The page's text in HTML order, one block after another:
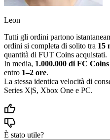
Leon
Tutti gli ordini partono
ordini si completa di solito tra 15
quantità di FUT Coins acquistati.
In media, 1.000.000 di FC Coins
entro 1–2 ore.
La stessa identica velocità di
Series X|S, Xbox One e PC.
È stato utile?